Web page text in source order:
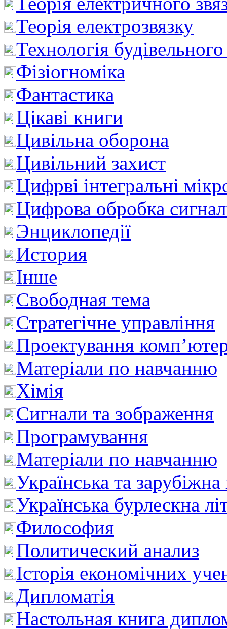
Теорія електрозвязку
Технологія
Фізіогноміка
Фантастика
Цікаві книги
Цивільна оборона
Цивільний захист
Цифрві інтегральні
Цифрова обробка
Энциклопедії
История
Інше
Свободная тема
Стратегічне управління
Проектування
Матеріали по навчанню
Хімія
Сигнали та зображення
Програмування
Матеріали по навчанню
Українська та зарубіжна
Українська бурлескна
Философия
Политический анализ
Історія економічних
Дипломатія
Настольная книга